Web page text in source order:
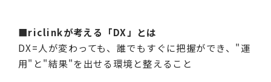
■riclinkが考える「DX」とは
DX=人が変わっても、誰でもすぐに把握ができ、"運
用"と"結果"を出せる環境と整えること